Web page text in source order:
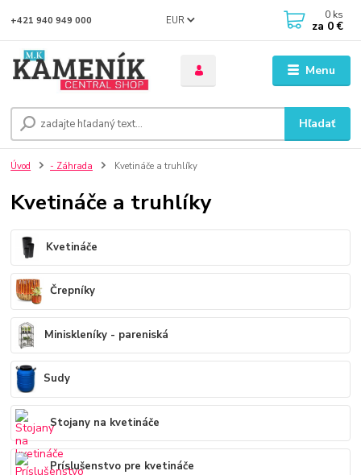
Menu
EUR
Hľadať
+421 940 949 000 0 ks
za 0 €
Úvod - Záhrada Kvetináče a truhlíky
Kvetináče a truhlíky
Kvetináče
Črepníky
Miniskleníky - pareniská
Sudy
Stojany na kvetináče
Príslušenstvo pre kvetináče